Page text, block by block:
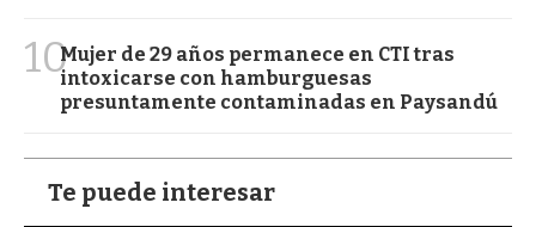
10Mujer de 29 años permanece en CTI tras
intoxicarse con hamburguesas
presuntamente contaminadas en Paysandú
Te puede interesar